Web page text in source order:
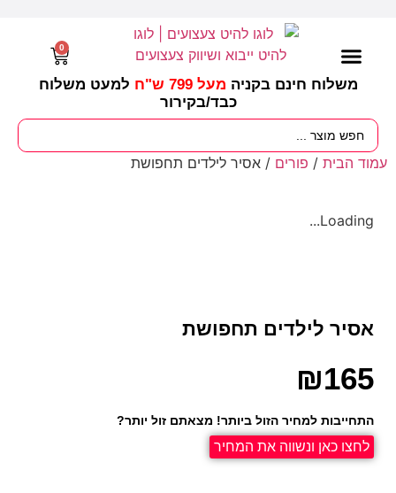
משלוח חינם בקניה מעל 799 ש"ח
למעט משלוח
כבד/בקירור
0
עמוד הבית / פורים / אסיר לילדים תחפושת
Loading...
אסיר לילדים תחפושת
₪165
התחייבות למחיר הזול ביותר! מצאתם זול יותר?
לחצו כאן ונשווה את המחיר